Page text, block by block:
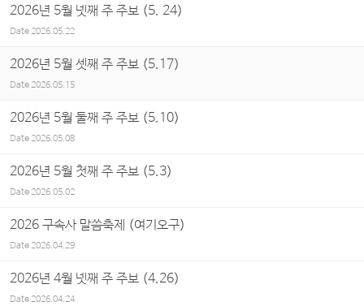
2026년 5월 넷째 주 주보 (5. 24)
Date2026.05.22
2026년 5월 셋째 주 주보 (5.17)
Date 2026.05.15
2026년 5월 둘째 주 주보 (5.10)
Date2026.05.08
2026년 5월 첫째 주 주보 (5.3)
Date2026.05.02
2026 구속사 말씀축제 (여기오구)
Date2026.04.29
2026년 4월 넷째 주 주보 (4.26)
Date2026.04.24